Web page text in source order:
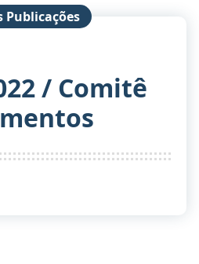
Publicações
/ Comitê